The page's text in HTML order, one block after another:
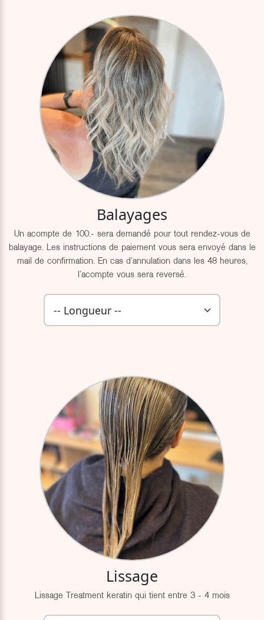
Balayages
Un acompte de 100.- sera demandé pour tout rendez-vous de
balayage. Les instructions de paiement vous sera envoyé dans le
mail de confirmation. En cas d'annulation dans les 48 heures,
l'acompte vous sera reversé.
Lissage
Lissage Treatment keratin qui tient entre 3 - 4 mois